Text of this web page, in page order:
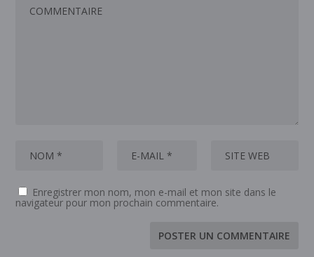
Enregistrer mon nom, mon e-mail et mon site dans le
navigateur pour mon prochain commentaire.